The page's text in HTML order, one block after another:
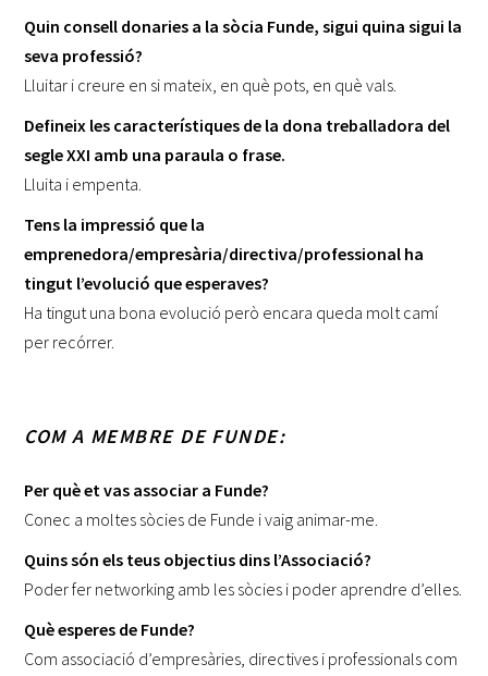
Quin consell donaries a la sòcia Funde, sigui quina sigui la
seva professió?
Lluitar i creure en si mateix, en què pots, en què vals.
Defineix les característiques de la dona treballadora del
segle XXI amb una paraula o frase.
Lluita i empenta.
Tens la impressió que la
emprenedora/empresària/directiva/professional ha
tingut l’evolució que esperaves?
Ha tingut una bona evolució però encara queda molt camí
per recórrer.
COM A MEMBRE DE FUNDE:
Per què et vas associar a Funde?
Conec a moltes sòcies de Funde i vaig animar-me.
Quins són els teus objectius dins l’Associació?
Poder fer networking amb les sòcies i poder aprendre d’elles.
Què esperes de Funde?
Com associació d’empresàries, directives i professionals com